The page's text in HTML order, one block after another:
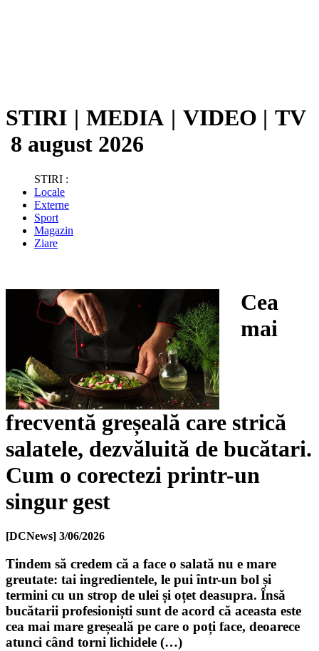
STIRI | MEDIA | VIDEO | TV
8 august 2026
STIRI :
Locale
Externe
Sport
Magazin
Ziare
Cea
mai
frecventă greșeală care strică
salatele, dezvăluită de bucătari.
Cum o corectezi printr-un
singur gest
[DCNews] 3/06/2026
Tindem să credem că a face o salată nu e mare
greutate: tai ingredientele, le pui într-un bol și
termini cu un strop de ulei și oțet deasupra. Însă
bucătarii profesioniști sunt de acord că aceasta este
cea mai mare greșeală pe care o poți face, deoarece
atunci când torni lichidele (…)